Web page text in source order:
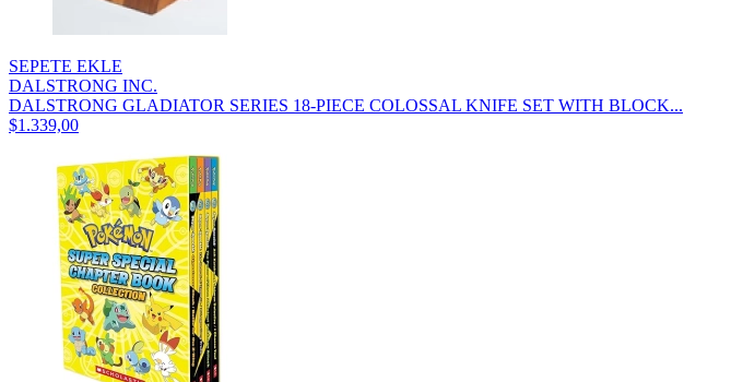
SEPETE EKLE
DALSTRONG INC.
DALSTRONG GLADIATOR SERIES 18-PIECE COLOSSAL KNIFE SET WITH BLOCK...
$1.339,00